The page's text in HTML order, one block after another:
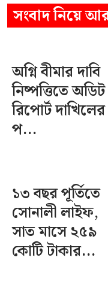
সংবাদনিয়ে
অগ্নি বীমার দাবি
নিষ্পত্তিতে অডিট
রিপোর্ট দাখিলের
প...
১৩ বছর পূর্তিতে
সোনালী লাইফ,
সাত মাসে ২৫৯
কোটি টাকার...